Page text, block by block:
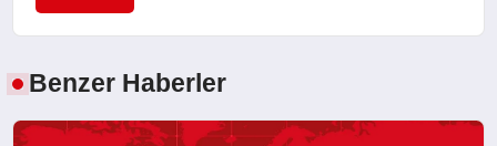
Benzer Haberler